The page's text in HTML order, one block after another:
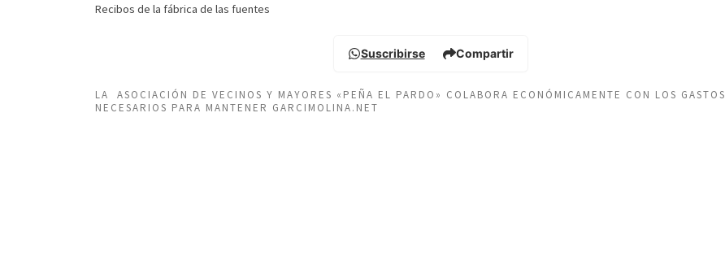
Recibos de la fábrica de las fuentes
Suscribirse Compartir
LA ASOCIACIÓN DE VECINOS Y MAYORES «PEÑA EL PARDO» COLABORA ECONÓMICAMENTE CON LOS GASTOS
NECESARIOS PARA MANTENER GARCIMOLINA.NET